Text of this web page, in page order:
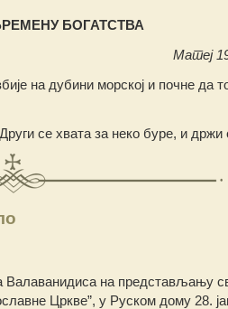
БОГАТСТВА
Матеј
на дубини морској и почне да
се хвата за неко буре, и држи
Валаванидиса на представљању
Цркве”, у Руском дому 28.